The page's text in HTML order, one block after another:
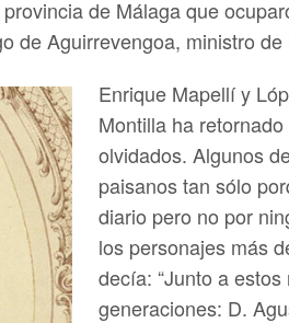
de Málaga que
de Aguirrevengoa, ministro
Enrique Mapellí y
Montilla ha
olvidados. Algunos
paisanos tan sólo
diario pero no por
los personajes más
decía: “Junto a
generaciones: D.